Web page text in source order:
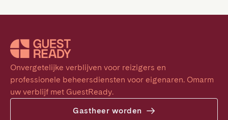
Onvergetelijke verblijven voor reizigers en
professionele beheersdiensten voor eigenaren. Omarm
uw verblijf met GuestReady.
Gastheer worden